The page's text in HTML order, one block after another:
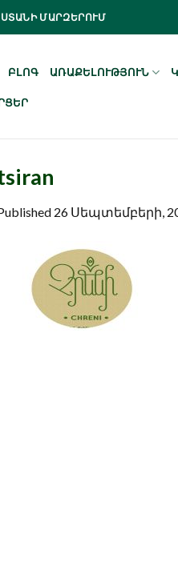
ՄԱՐԶԵՐՈՒՄ
ԲԼՈԳ ԱՌԱՔԵԼՈՒԹՅՈՒՆ
26 Սեպտեմբերի,